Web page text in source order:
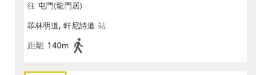
往 屯門(龍門居)
菲林明道, 軒尼詩道 站
距離 140m